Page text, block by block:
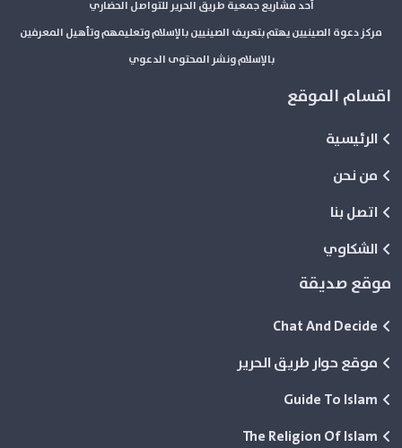
أحد مشاريع جمعية طريق الحرير للتواصل الحضاري
مركز دعوة الصينيين يهتم بتعريف الصينيين بالإسلام وتعليمهم وتأهيل المعرفين
بالإسلام ونشر المحتوى الدعوي
اقسام الموقع
الرئيسية
من نحن
اتصل بنا
الشكاوي
موقع صديقة
Chat And Decide
موقع حوار طريق الحرير
Guide To Islam
The Religion Of Islam